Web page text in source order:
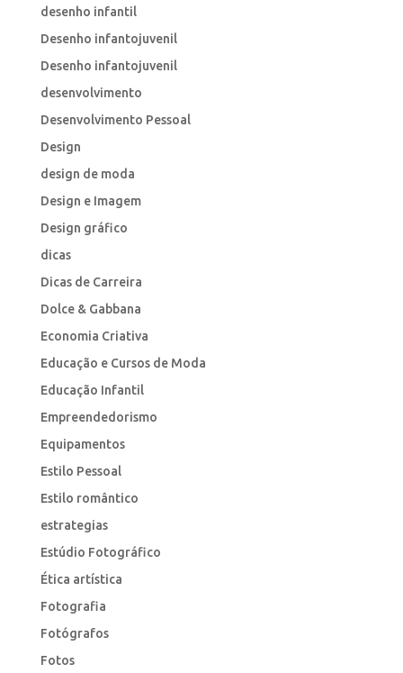
desenho infantil
Desenho infantojuvenil
Desenho infantojuvenil
desenvolvimento
Desenvolvimento Pessoal
Design
design de moda
Design e Imagem
Design gráfico
dicas
Dicas de Carreira
Dolce & Gabbana
Economia Criativa
Educação e Cursos de Moda
Educação Infantil
Empreendedorismo
Equipamentos
Estilo Pessoal
Estilo romântico
estrategias
Estúdio Fotográfico
Ética artística
Fotografia
Fotógrafos
Fotos